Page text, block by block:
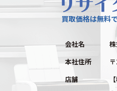
買取価格は無料
会社名
本社住所
店舗